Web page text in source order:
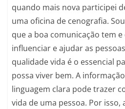
quando mais nova participei
uma oficina de cenografia.
que a boa comunicação tem
influenciar e ajudar as
qualidade vida é o essencial
possa viver bem. A
linguagem clara pode trazer
vida de uma pessoa. Por isso,